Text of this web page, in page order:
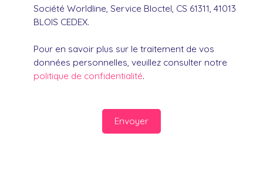
Société Worldline, Service Bloctel, CS 61311, 41013
BLOIS CEDEX.
Pour en savoir plus sur le traitement de vos
données personnelles, veuillez consulter notre
politique de confidentialité.
Envoyer